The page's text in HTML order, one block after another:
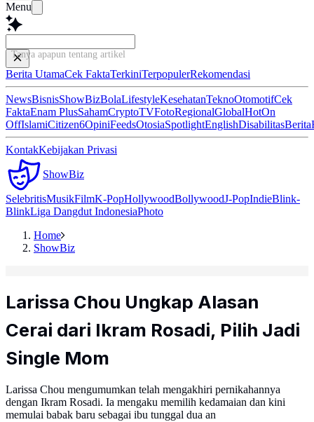
Menu
Tanya apapun tentang artikel ini...
Berita UtamaCek FaktaTerkiniTerpopulerRekomendasi
NewsBisnisShowBizBolaLifestyleKesehatanTeknoOtomotifCek
FaktaEnam PlusSahamCryptoTVFotoRegionalGlobalHotOn
OffIslamiCitizen6OpiniFeedsOtosiaSpotlightEnglishDisabilitasBerita
KontakKebijakan Privasi
ShowBiz
SelebritisMusikFilmK-PopHollywoodBollywoodJ-PopIndieBlink-
BlinkLiga Dangdut IndonesiaPhoto
Home
ShowBiz
Larissa Chou Ungkap Alasan
Cerai dari Ikram Rosadi, Pilih Jadi
Single Mom
Larissa Chou mengumumkan telah mengakhiri pernikahannya
dengan Ikram Rosadi. Ia mengaku memilih kedamaian dan kini
memulai babak baru sebagai ibu tunggal dua an